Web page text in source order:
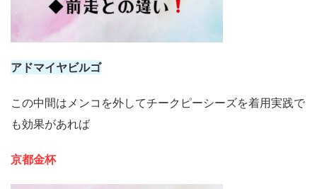
アドマイヤビルゴ
この中間はメンコを外してチークピーシーズを着用実践で
も効果があれば
京都金杯